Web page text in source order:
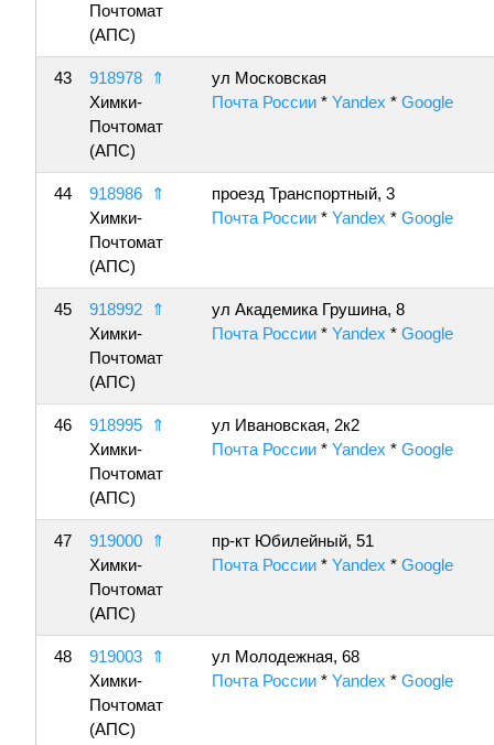
Почтомат
(АПС)
43 918978
⇑
Химки-
Почтомат
(АПС)
ул Московская
Почта России * Yandex * Google
44 918986
⇑
Химки-
Почтомат
(АПС)
проезд Транспортный, 3
Почта России * Yandex * Google
45 918992
⇑
Химки-
Почтомат
(АПС)
ул Академика Грушина, 8
Почта России * Yandex * Google
46 918995
⇑
Химки-
Почтомат
(АПС)
ул Ивановская, 2к2
Почта России * Yandex * Google
47 919000
⇑
Химки-
Почтомат
(АПС)
пр-кт Юбилейный, 51
Почта России * Yandex * Google
48 919003
⇑
Химки-
Почтомат
(АПС)
ул Молодежная, 68
Почта России * Yandex * Google